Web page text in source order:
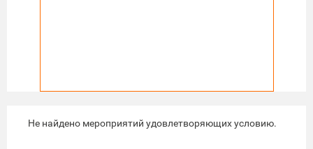
Не найдено мероприятий удовлетворяющих условию.